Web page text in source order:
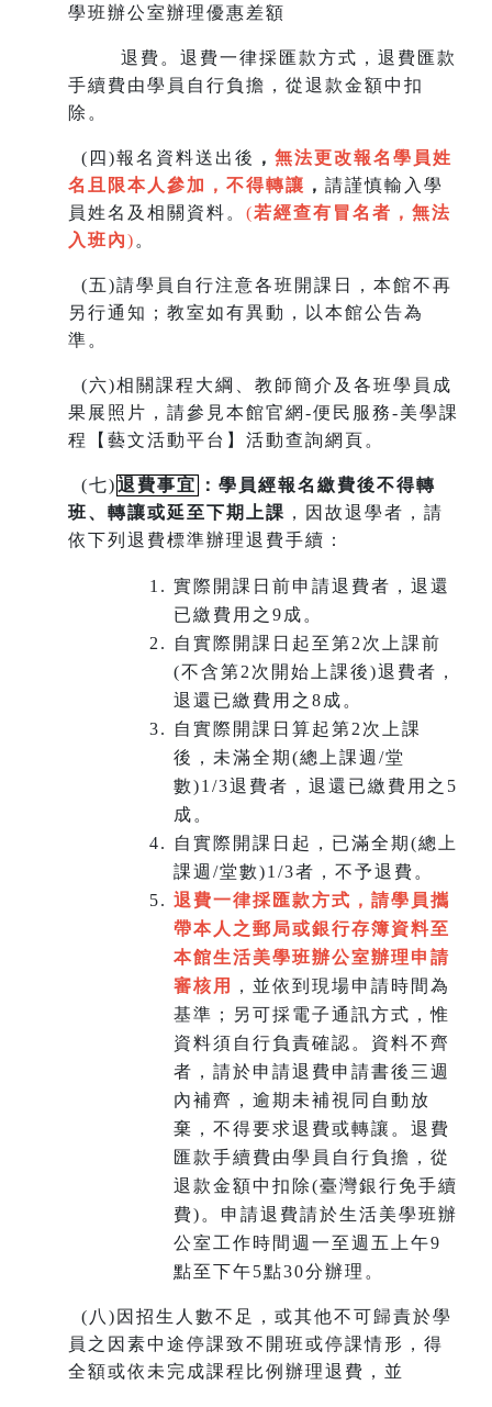
學班辦公室辦理優惠差額
退費。退費一律採匯款方式，退費匯款
手續費由學員自行負擔，從退款金額中扣
除。
( 四)報名資料送出後 ， 無法更改報名學員姓
名且限本人參加，不得轉讓 ， 請謹慎輸入學
員姓名及相關資料。 (若經查有冒名者，無法
入班內)。
(五)請學員自行注意各班開課日，本館不再
另行通知；教室如有異動，以本館公告為
準。
(六)相關課程大綱、教師簡介及各班學員成
果展照片，請參見本館官網-便民服務-美學課
程【藝文活動平台】活動查詢網頁。
(七)退費事宜
：學員經報名繳費後不得轉
班、 轉讓或延至下期上課 ，因故退學者，請
依下列退費標準辦理退費手續：
實際開課日前申請退費者，退還
已繳費用之9成。
自實際開課日起至第2次上課前
(不含第2次開始上課後)退費者，
退還已繳費用之8成。
自實際開課日算起第2次上課
後，未滿全期(總上課週/堂
數)1/3退費者，退還已繳費用之5
成。
自實際開課日起，已滿全期(總上
課週/堂數)1/3者，不予退費。
退費一律採匯款方式，請學員攜
帶本人之郵局或銀行存簿資料至
本館生活美學班辦公室辦理申請
審核用
，並依到現場申請時間為
基準；另可採電子通訊方式，惟
資料須自行負責確認。資料不齊
者，請於申請退費申請書後三週
內補齊，逾期未補視同自動放
棄，不得要求退費或轉讓。退費
匯款手續費由學員自行負擔，從
退款金額中扣除(臺灣銀行免手續
費)。申請退費請於生活美學班辦
公室工作時間週一至週五上午9
點至下午5點30分辦理。
( 八)因招生人數不足，或其他不可歸責於學
員之因素中途停課致不開班或停課情形，得
全額或依未完成課程比例辦理退費，並